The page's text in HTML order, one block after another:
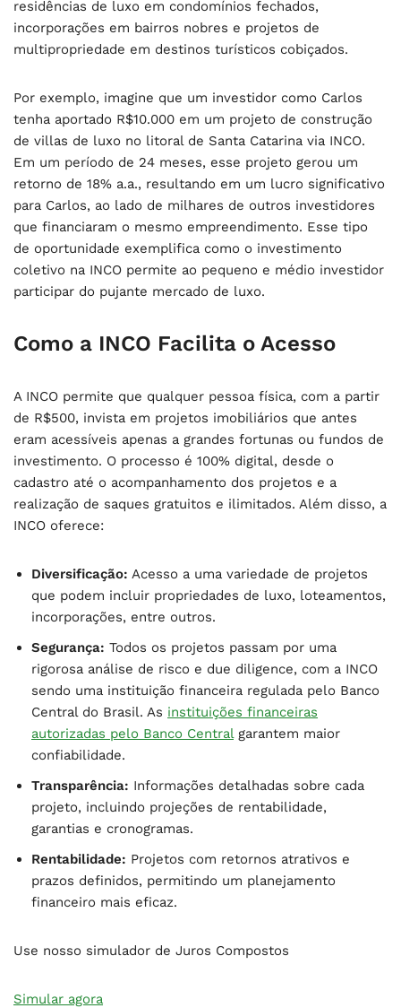
residências de luxo em condomínios fechados,
incorporações em bairros nobres e projetos de
multipropriedade em destinos turísticos cobiçados.
Por exemplo, imagine que um investidor como Carlos
tenha aportado R$10.000 em um projeto de construção
de villas de luxo no litoral de Santa Catarina via INCO.
Em um período de 24 meses, esse projeto gerou um
retorno de 18% a.a., resultando em um lucro significativo
para Carlos, ao lado de milhares de outros investidores
que financiaram o mesmo empreendimento. Esse tipo
de oportunidade exemplifica como o investimento
coletivo na INCO permite ao pequeno e médio investidor
participar do pujante mercado de luxo.
Como a INCO Facilita o Acesso
A INCO permite que qualquer pessoa física, com a partir
de R$500, invista em projetos imobiliários que antes
eram acessíveis apenas a grandes fortunas ou fundos de
investimento. O processo é 100% digital, desde o
cadastro até o acompanhamento dos projetos e a
realização de saques gratuitos e ilimitados. Além disso, a
INCO oferece:
Diversificação: Acesso a uma variedade de projetos
que podem incluir propriedades de luxo, loteamentos,
incorporações, entre outros.
Segurança: Todos os projetos passam por uma
rigorosa análise de risco e due diligence, com a INCO
sendo uma instituição financeira regulada pelo Banco
Central do Brasil. As instituições financeiras
autorizadas pelo Banco Centralgarantem maior
confiabilidade.
Transparência: Informações detalhadas sobre cada
projeto, incluindo projeções de rentabilidade,
garantias e cronogramas.
Rentabilidade: Projetos com retornos atrativos e
prazos definidos, permitindo um planejamento
financeiro mais eficaz.
Use nosso simulador de Juros Compostos
Simular agora